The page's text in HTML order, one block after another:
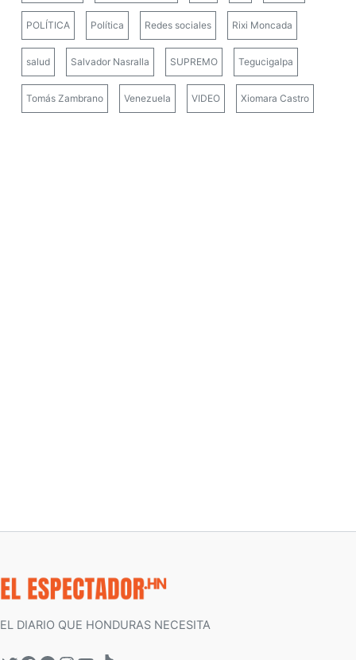
POLÍTICA Política Redes sociales Rixi Moncada
salud Salvador Nasralla SUPREMO Tegucigalpa
Tomás Zambrano Venezuela VIDEO Xiomara Castro
EL DIARIO QUE HONDURAS NECESITA